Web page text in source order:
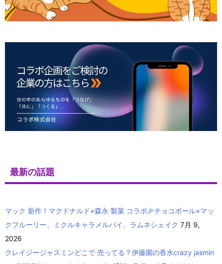
最新の話題
マック 新作！マクドナルド×森永 製菓 コラボ🎉チョコボール×マッ
クフルーリー、ミクルキャラメルパイ、ラムネシェイク 7月 9,
2026
クレイジージャスミンどこで 売ってる？伊藤園の香水crazy jasmin